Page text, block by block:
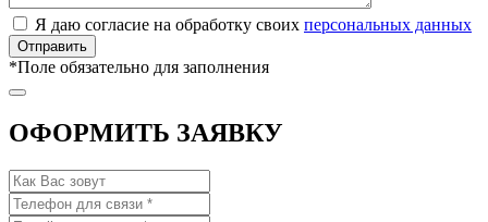
Я даю согласие на обработку своих персональных данных
*Поле обязательно для заполнения
ОФОРМИТЬ ЗАЯВКУ